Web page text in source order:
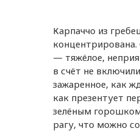
Карпаччо из
— тяжёлое,
в счёт не
зажаренное, как
как презентует
зелёным
рагу, что можно